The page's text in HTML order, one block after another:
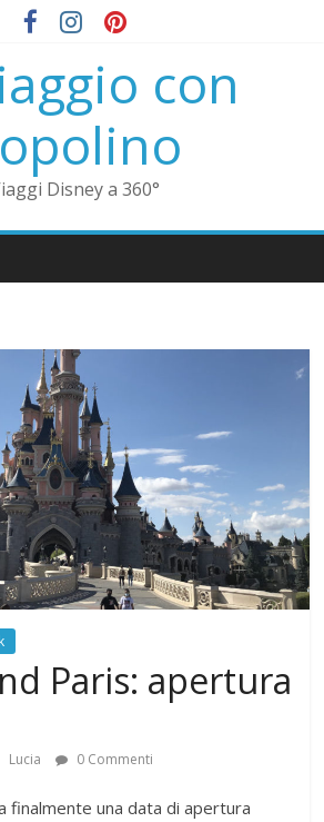
con
Disney a 360°
Paris: apertura
Lucia 0 Commenti
finalmente una data di apertura